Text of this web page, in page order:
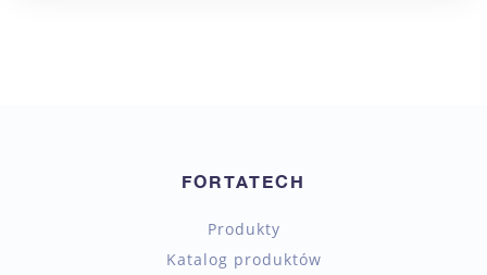
FORTATECH
Produkty
Katalog produktów